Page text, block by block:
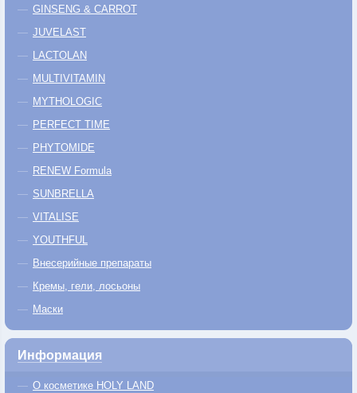
GINSENG & CARROT
JUVELAST
LACTOLAN
MULTIVITAMIN
MYTHOLOGIC
PERFECT TIME
PHYTOMIDE
RENEW Formula
SUNBRELLA
VITALISE
YOUTHFUL
Внесерийные препараты
Кремы, гели, лосьоны
Маски
Информация
О косметике HOLY LAND